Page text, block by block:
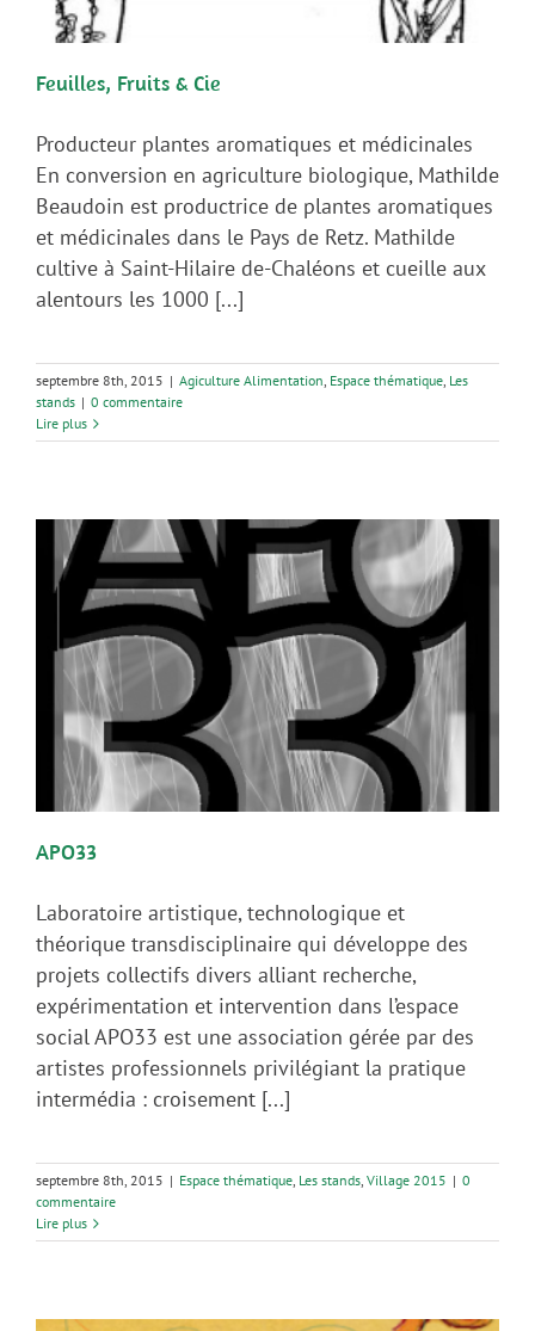
Feuilles, Fruits & Cie
Producteur plantes aromatiques et médicinales
En conversion en agriculture biologique, Mathilde
Beaudoin est productrice de plantes aromatiques
et médicinales dans le Pays de Retz. Mathilde
cultive à Saint-Hilaire de-Chaléons et cueille aux
alentours les 1000 [...]
septembre 8th, 2015 | Agiculture Alimentation, Espace thématique, Les
stands | 0 commentaire
Lire plus
APO33
Laboratoire artistique, technologique et
théorique transdisciplinaire qui développe des
projets collectifs divers alliant recherche,
expérimentation et intervention dans l’espace
social APO33 est une association gérée par des
artistes professionnels privilégiant la pratique
intermédia : croisement [...]
septembre 8th, 2015 | Espace thématique, Les stands, Village 2015 | 0
commentaire
Lire plus